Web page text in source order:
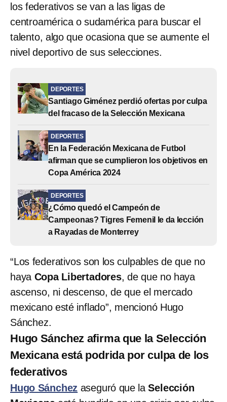
los federativos se van a las ligas de
centroamérica o sudamérica para buscar el
talento, algo que ocasiona que se aumente el
nivel deportivo de sus selecciones.
DEPORTES
Santiago Giménez perdió ofertas por culpa
del fracaso de la Selección Mexicana
DEPORTES
En la Federación Mexicana de Futbol
afirman que se cumplieron los objetivos en
Copa América 2024
DEPORTES
¿Cómo quedó el Campeón de
Campeonas? Tigres Femenil le da lección
a Rayadas de Monterrey
“Los federativos son los culpables de que no
haya Copa Libertadores, de que no haya
ascenso, ni descenso, de que el mercado
mexicano esté inflado”, mencionó Hugo
Sánchez.
Hugo Sánchez afirma que la Selección
Mexicana está podrida por culpa de los
federativos
Hugo Sánchez aseguró que laSelección